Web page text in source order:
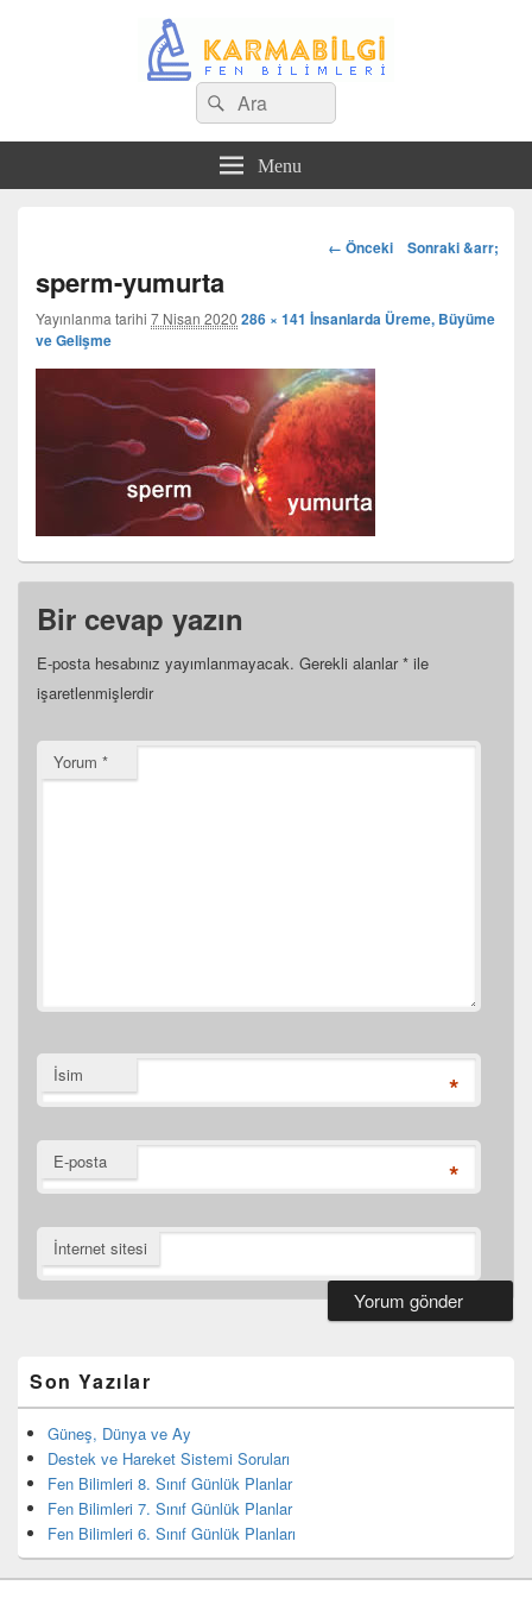
Search
for:
Ara
Menu
Görsel
← Önceki Sonraki &arr;
sperm-yumurta
Yayınlanma tarihi 7 Nisan 2020 286 × 141 İnsanlarda Üreme, Büyüme
ve Gelişme
Bir cevap yazın
E-posta hesabınız yayımlanmayacak. Gerekli alanlar* ile
işaretlenmişlerdir
Yorum *
İsim *
E-posta *
İnternet sitesi
bar
eklenti
bölgesi
Son Yazılar
Güneş, Dünya ve Ay
Destek ve Hareket Sistemi Soruları
Fen Bilimleri 8. Sınıf Günlük Planlar
Fen Bilimleri 7. Sınıf Günlük Planlar
Fen Bilimleri 6. Sınıf Günlük Planları